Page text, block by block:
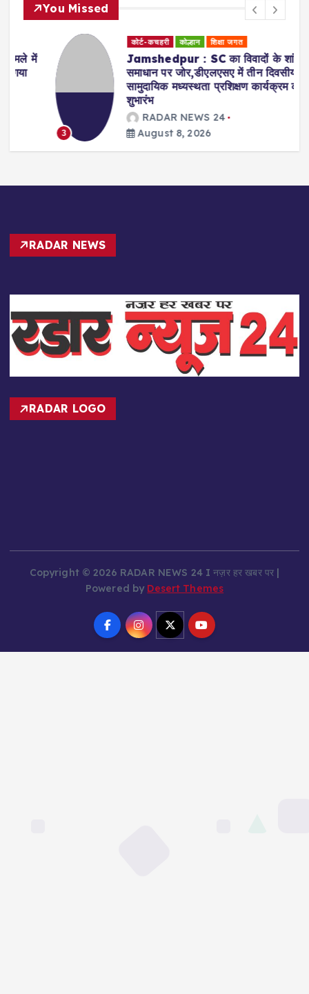
You Missed
कोर्ट-कचहरी कोल्हान शिक्षा जगत
Jamshedpur : SC का विवादों के शांतिपूर्ण
समाधान पर जोर,डीएलएसए में तीन दिवसीय
सामुदायिक मध्यस्थता प्रशिक्षण कार्यक्रम का
शुभारंभ
RADAR NEWS 24
August 8, 2026
RADAR NEWS
RADAR LOGO
Copyright © 2026 RADAR NEWS 24 I नज़र हर खबर पर |
Powered byDesert Themes